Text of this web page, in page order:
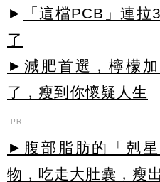
►
「這檔PCB」連
了
►減肥首選，檸檬
了，瘦到你懷疑人生
PR
►腹部脂肪的「剋
物，吃走大肚囊，瘦